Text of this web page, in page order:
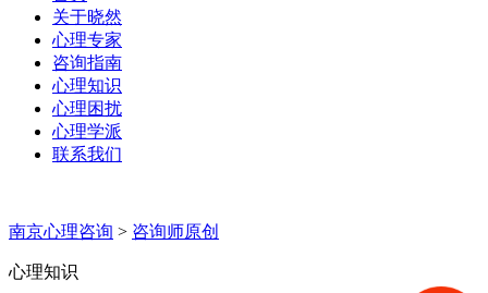
关于晓然
心理专家
咨询指南
心理知识
心理困扰
心理学派
联系我们
南京心理咨询 > 咨询师原创
心理知识